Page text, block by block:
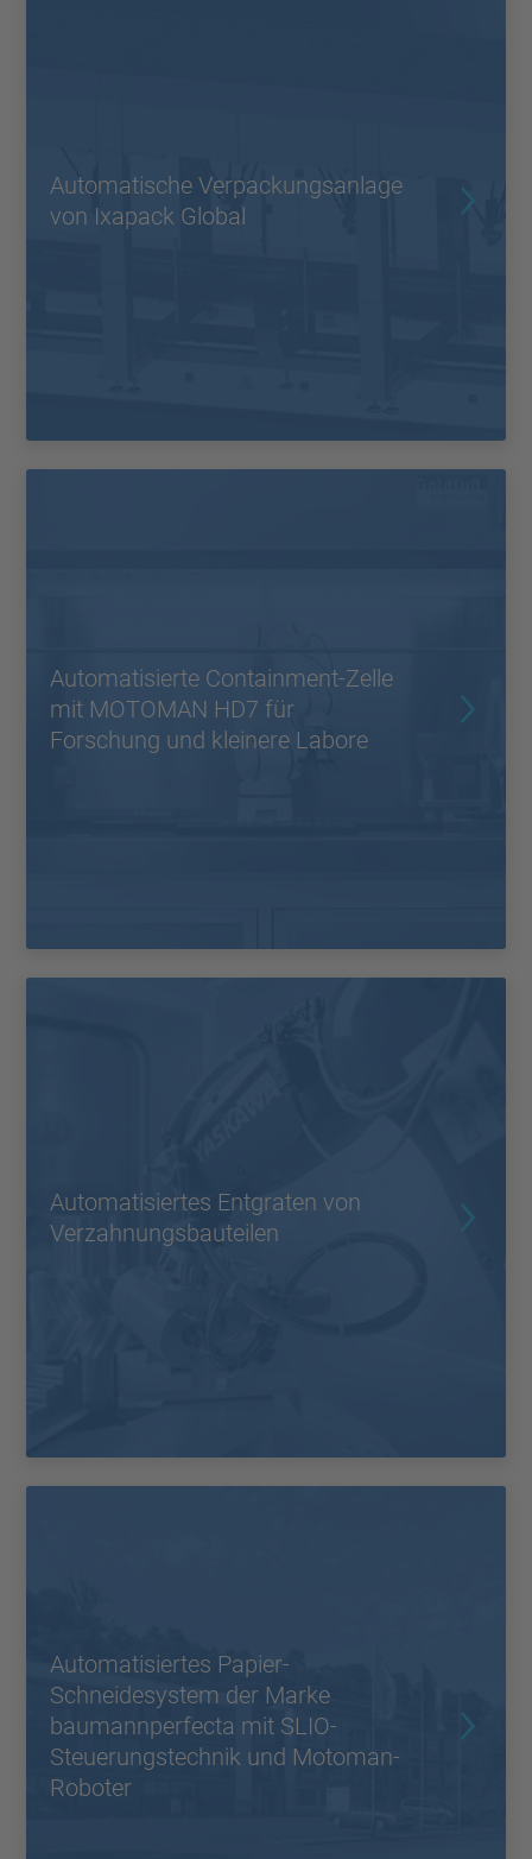
Automatische Verpackungsanlage
von Ixapack Global
Automatisierte Containment-Zelle
mit MOTOMAN HD7 für
Forschung und kleinere Labore
Automatisiertes Entgraten von
Verzahnungsbauteilen
Automatisiertes Papier-
Schneidesystem der Marke
baumannperfecta mit SLIO-
Steuerungstechnik und Motoman-
Roboter